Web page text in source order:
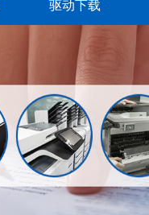
驱动下载